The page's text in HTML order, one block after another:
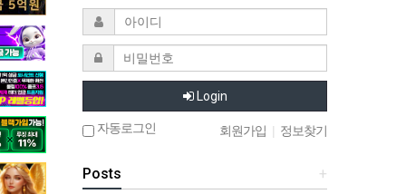
Login
자동로그인 회원가입 | 정보찾기
+
Posts